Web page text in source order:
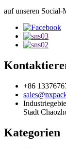
auf unseren Social-
+86
Stadt
Kategorien